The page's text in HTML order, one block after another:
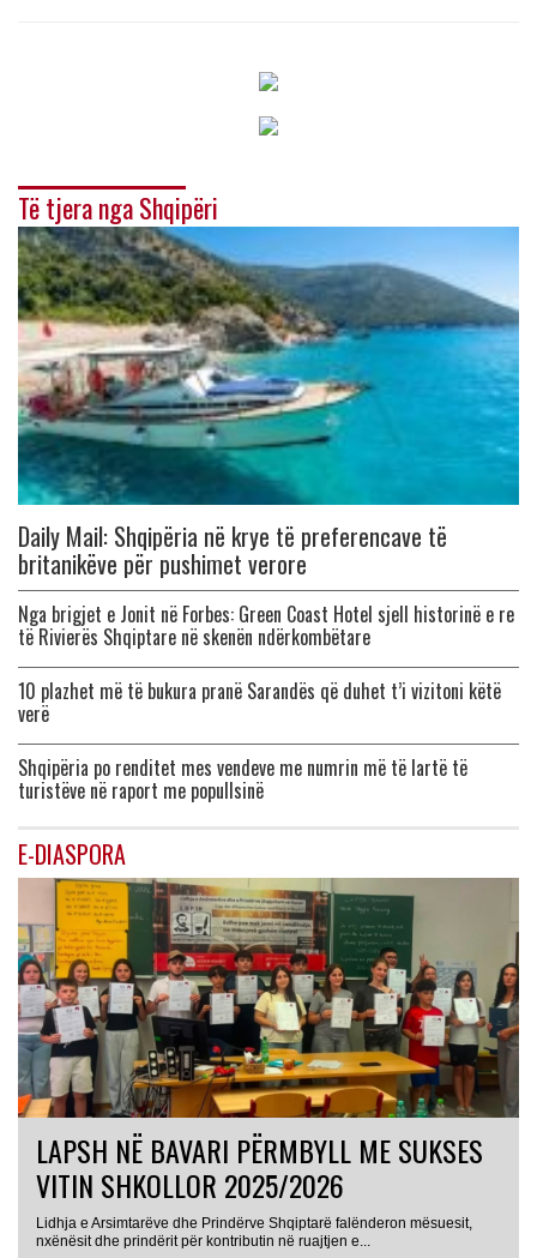
Të tjera nga Shqipëri
Daily Mail: Shqipëria në krye të preferencave të
britanikëve për pushimet verore
Nga brigjet e Jonit në Forbes: Green Coast Hotel sjell historinë e re
të Rivierës Shqiptare në skenën ndërkombëtare
10 plazhet më të bukura pranë Sarandës që duhet t’i vizitoni këtë
verë
Shqipëria po renditet mes vendeve me numrin më të lartë të
turistëve në raport me popullsinë
E-DIASPORA
LAPSH NË BAVARI PËRMBYLL ME SUKSES
VITIN SHKOLLOR 2025/2026
Lidhja e Arsimtarëve dhe Prindërve Shqiptarë falënderon mësuesit,
nxënësit dhe prindërit për kontributin në ruajtjen e...